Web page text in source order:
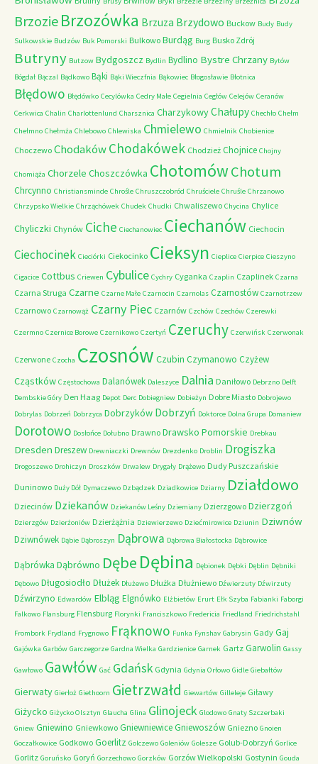
Brzozie Brzozówka Brzuza Brzydowo Buckow Budy Budy
Sulkowskie Budzów Buk Pomorski Bulkowo Burdąg Burg Busko Zdrój
Butryny Butzow Bydgoszcz Bydlin Bydlino Bystre Chrzany Bytów
Bógdał Bączal Bądkowo Bąki Bąki Wieczfnia Bąkowiec Błogosławie Błotnica
Błędowo Błędówko Cecylówka Cedry Małe Cegielnia Cegłów Celejów Ceranów
Cerkwica Chalin Charlottenlund Charsznica CharzykowyChałupy Chechło Chełm
Chełmno Chełmża Chlebowo Chlewiska Chmielewo Chmielnik Chobienice
Choczewo ChodakówChodakówek Chodzież Chojnice Chojny
Chomiąża Chorzele Choszczówka ChotomówChotum
Chrcynno Christiansminde Chrośle Chruszczobród Chruściele Chruśle Chrzanowo
Chrzypsko Wielkie Chrząchówek Chudek Chudki Chwaliszewo Chycina Chylice
Chyliczki Chynów Ciche Ciechanowiec Ciechanów Ciechocin
Ciechocinek Cieciórki Ciekocinko Cieksyn Cieplice Cierpice Cieszyno
Cigacice Cottbus Criewen Cybulice Cychry Cyganka Czaplin Czaplinek Czarna
Czarna Struga Czarne Czarne Małe Czarnocin Czarnolas Czarnostów Czarnotrzew
Czarnowo Czarnowąż Czarny Piec Czarnów Czchów Czechów Czerewki
Czermno Czernice Borowe Czernikowo Czertyń Czeruchy Czerwińsk Czerwonak
Czerwone Czocha Czosnów Czubin Czymanowo Czyżew
Cząstków Częstochowa Dalanówek Daleszyce Dalnia Daniłowo Debrzno Delft
Dembskie Góry Den Haag Depot Derc Dobiegniew Dobieżyn Dobre Miasto Dobrojewo
Dobrylas Dobrzeń Dobrzyca Dobrzyków Dobrzyń Doktorce Dolna Grupa Domaniew
Dorotowo Dosłońce Dołubno Drawno Drawsko Pomorskie Drebkau
Dresden Dreszew Drewniaczki Drewnów Drezdenko Droblin Drogiszka
Drogoszewo Drohiczyn Droszków Drwalew Drygały Drążewo Dudy Puszczańskie
Duninowo Duży Dół Dymaczewo Dzbądzek Dziadkowice Dziarny Działdowo
Dziecinów Dziekanów Dziekanów Leśny Dziemiany Dzierzgowo Dzierzgoń
Dzierzgów Dzierżoniów Dzierżążnia Dziewierzewo Dziećmirowice Dziunin Dziwnów
Dziwnówek Dąbie Dąbroszyn Dąbrowa Dąbrowa Białostocka Dąbrowice
Dąbrówka Dąbrówno Dębe Dębina Dębionek Dębki Dęblin Dębniki
Dębowo Długosiodło Dłużek Dłużewo Dłużka Dłużniewo Dźwierzuty Dźwirzuty
Dźwirzyno Edwardów Elbląg Elgnówko Elżbietów Erurt Ełk Szyba Fabianki Faborgi
Falkowo Flansburg Flensburg Florynki Franciszkowo Fredericia Friedland Friedrichstahl
Frombork Frydland Frygnowo Frąknowo Funka Fynshav Gabrysin Gady Gaj
Gajówka Garbów Garczegorze Gardna Wielka Gardzienice Garnek Gartz Garwolin Gassy
Gawłowo Gawłów Gać Gdańsk Gdynia Gdynia Orłowo Gidle Giebałtów
Gierwaty Gierłoż Giethoorn Gietrzwałd Giewartów Gilleleje Giławy
Giżycko Giżycko Olsztyn Glaucha Glina Glinojeck Glodowo Gnaty Szczerbaki
Gniew Gniewino Gniewkowo GniewniewiceGniewoszów Gniezno Gnoien
Goczałkowice Godkowo Goerlitz Golczewo Goleniów Golesze Golub-Dobrzyń Gorlice
Gorlitz Goruńsko Goryń Gorzechowo Gorzków Gorzów Wielkopolski Gostynin Gouda